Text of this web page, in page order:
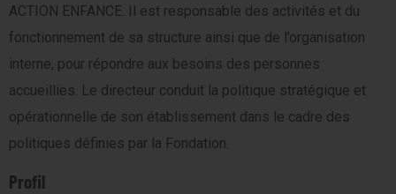
ACTION ENFANCE. Il est responsable des activités et du
fonctionnement de sa structure ainsi que de l’organisation
interne, pour répondre aux besoins des personnes
accueillies. Le directeur conduit la politique stratégique et
opérationnelle de son établissement dans le cadre des
politiques définies par la Fondation.
Profil